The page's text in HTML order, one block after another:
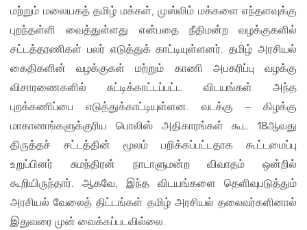
மற்றும் மலையகத் தமிழ் மக்கள், முஸ்லிம் மக்களை எந்தளவுக்கு
புறந்தள்ளி வைத்துள்ளது என்பதை நீதிமன்ற வழக்குகளில்
சட்டத்தரணிகள் பலர் எடுத்துக் காட்டியுள்ளனர். தமிழ் அரசியல்
கைதிகளின் வழக்குகள் மற்றும் காணி அபகரிப்பு வழக்கு
விசாரணைகளில் சுட்டிக்காட்டப்பட்ட விடயங்கள் அந்த
புறக்கணிப்பை எடுத்துக்காட்டியுள்ளன. வடக்கு – கிழக்கு
மாகாணங்களுக்குரிய பொலிஸ் அதிகாரங்கள் கூட 18ஆவது
திருத்தச் சட்டத்தின் மூலம் பறிக்கப்பட்டதாக கூட்டமைப்பு
உறுப்பினர் சுமந்திரன் நாடாளுமன்ற விவாதம் ஒன்றில்
கூறியிருந்தார். ஆகவே, இந்த விடயங்களை தெளிவுபடுத்தும்
அரசியல் வேலைத் திட்டங்கள் தமிழ் அரசியல் தலைவர்களினால்
இதுவரை முன் வைக்கப்படவில்லை.